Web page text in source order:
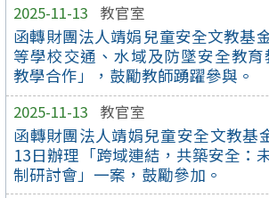
2025-11-13 教官室
函轉財團法人靖娟兒童安全文教基
等學校交通、水域及防墜安全教
教學合作」，鼓勵教師踴躍參與。
2025-11-13 教官室
函轉財團法人靖娟兒童安全文教基
13日辦理「跨域連結，共築安全：
制研討會」一案，鼓勵參加。